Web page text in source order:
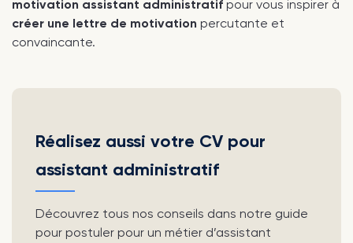
motivation assistant administratif pour vous inspirer à
créer une lettre de motivation percutante et
convaincante.
Réalisez aussi votre CV pour
assistant administratif
Découvrez tous nos conseils dans notre guide
pour postuler pour un métier d’assistant